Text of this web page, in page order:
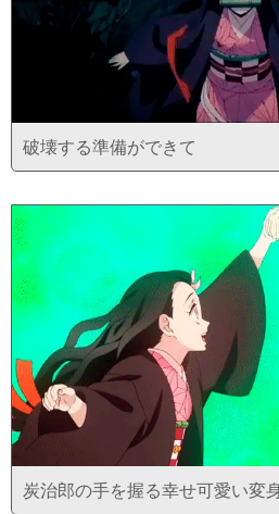
破壊する準備ができて
炭治郎の手を握る幸せ可愛い変